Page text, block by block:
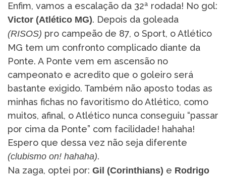
Enfim, vamos a escalação da 32ª rodada! No gol:
Victor (Atlético MG). Depois da goleada
(RISOS) pro campeão de 87, o Sport, o Atlético
MG tem um confronto complicado diante da
Ponte. A Ponte vem em ascensão no
campeonato e acredito que o goleiro será
bastante exigido. Também não aposto todas as
minhas fichas no favoritismo do Atlético, como
muitos, afinal, o Atlético nunca conseguiu “passar
por cima da Ponte” com facilidade! hahaha!
Espero que dessa vez não seja diferente
(clubismo on! hahaha).
Na zaga, optei por: Gil (Corinthians) e Rodrigo